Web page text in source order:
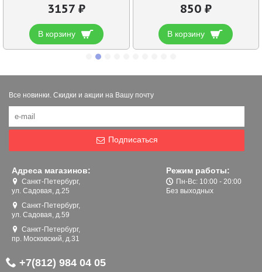
3157 ₽
В корзину
850 ₽
В корзину
Все новинки. Скидки и акции на Вашу почту
Подписаться
Адреса магазинов:
Санкт-Петербург,
ул. Садовая, д.25
Санкт-Петербург,
ул. Садовая, д.59
Санкт-Петербург,
пр. Московский, д.31
Режим работы:
Пн-Вс: 10:00 - 20:00
Без выходных
+7(812) 984 04 05